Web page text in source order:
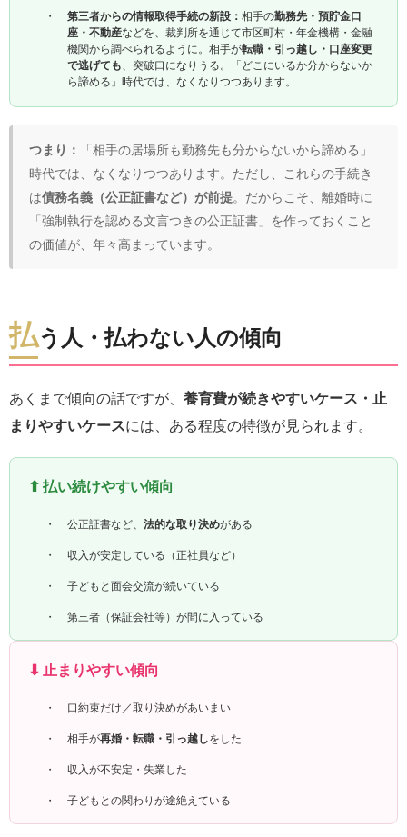
第三者からの情報取得手続の新設： 相手の勤務先・預貯金口
座・不動産などを、裁判所を通じて市区町村・年金機構・金融
機関から調べられるように。相手が転職・引っ越し・口座変更
で逃げても、突破口になりうる。「どこにいるか分からないか
ら諦める」時代では、なくなりつつあります。
つまり：
「相手の居場所も勤務先も分からないから諦める」
時代では、なくなりつつあります。ただし、これらの手続き
は債務名義（公正証書など）が前提。だからこそ、離婚時に
「強制執行を認める文言つきの公正証書」を作っておくこと
の価値が、年々高まっています。
払う人・払わない人の傾向
あくまで傾向の話ですが、 養育費が続きやすいケース・止
まりやすいケースには、ある程度の特徴が見られます。
⬆ 払い続けやすい傾向
公正証書など、 法的な取り決めがある
収入が安定している（正社員など）
子どもと面会交流が続いている
第三者（保証会社等）が間に入っている
⬇ 止まりやすい傾向
口約束だけ／取り決めがあいまい
相手が再婚・転職・引っ越しをした
収入が不安定・失業した
子どもとの関わりが途絶えている